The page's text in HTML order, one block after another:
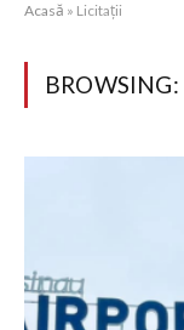
Acasă » Licitații
BROWSING: